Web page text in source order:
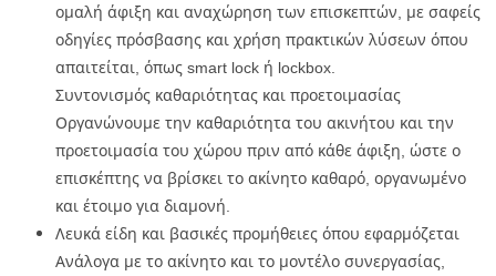
ομαλή άφιξη και αναχώρηση των επισκεπτών, με σαφείς
οδηγίες πρόσβασης και χρήση πρακτικών λύσεων όπου
απαιτείται, όπως smart lock ή lockbox.
Συντονισμός καθαριότητας και προετοιμασίας
Οργανώνουμε την καθαριότητα του ακινήτου και την
προετοιμασία του χώρου πριν από κάθε άφιξη, ώστε ο
επισκέπτης να βρίσκει το ακίνητο καθαρό, οργανωμένο
και έτοιμο για διαμονή.
Λευκά είδη και βασικές προμήθειες όπου εφαρμόζεται
Ανάλογα με το ακίνητο και το μοντέλο συνεργασίας,